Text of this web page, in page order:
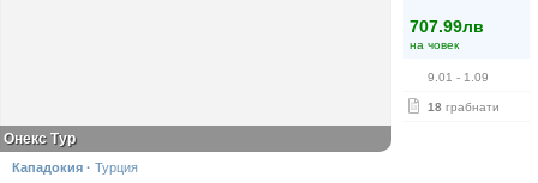
707.99лв
на човек
9.01 - 1.09
18 грабнати
Онекс Тур
Кападокия · Турция